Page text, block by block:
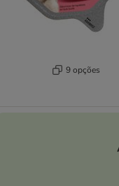
9 opções